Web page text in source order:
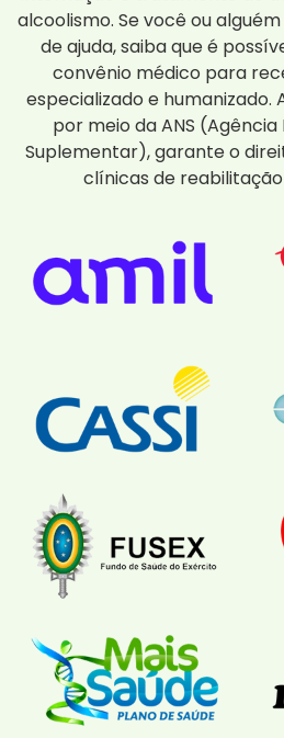
alcoolismo. Se você ou
de ajuda, saiba que é
convênio médico para
especializado e humanizado.
por meio da ANS (Agência
Suplementar), garante o
clínicas de